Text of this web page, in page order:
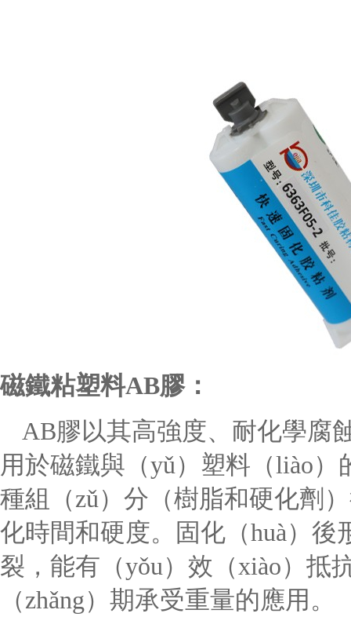
磁鐵粘塑料AB膠：
AB膠以其高強度、耐化學腐
用於磁鐵與（yǔ）塑料（liào
種組（zǔ）分（樹脂和硬化劑
化時間和硬度。固化（huà）後
裂，能有（yǒu）效（xiào）抵
（zhǎng）期承受重量的應用。